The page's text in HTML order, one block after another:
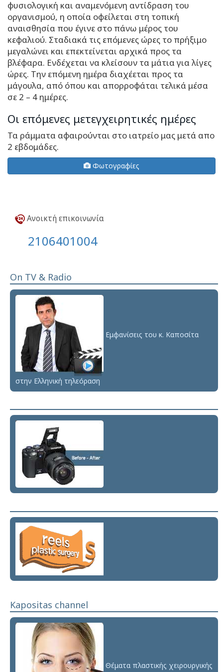
φυσιολογική και αναμενόμενη αντίδραση του
οργανισμού, η οποία οφείλεται στη τοπική
αναισθησία που έγινε στο πάνω μέρος του
κεφαλιού. Σταδιακά τις επόμενες ώρες το πρήξιμο
μεγαλώνει και επεκτείνεται αρχικά προς τα
βλέφαρα. Ενδέχεται να κλείσουν τα μάτια για λίγες
ώρες. Την επόμενη ημέρα διαχέεται προς τα
μάγουλα, από όπου και απορροφάται τελικά μέσα
σε 2 – 4 ημέρες.
Οι επόμενες μετεγχειρητικές ημέρες
Τα ράμματα αφαιρούνται στο ιατρείο μας μετά απο
2 εβδομάδες.
Φωτογραφίες
Ανοικτή επικοινωνία
2106401004
On TV & Radio
Εμφανίσεις του κ. Καποσίτα
στην Ελληνική τηλεόραση
Kapositas channel
Θέματα πλαστικής χειρουργικής